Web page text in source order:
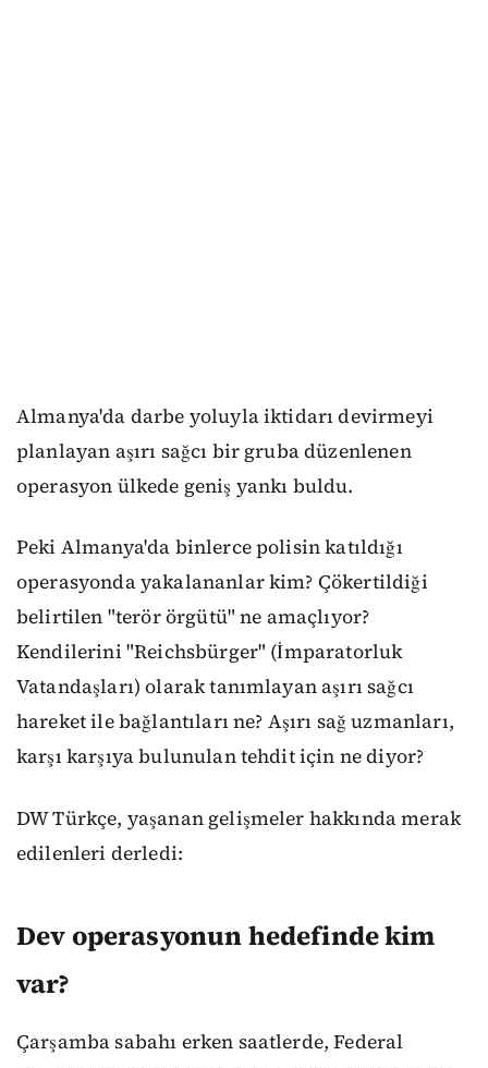
Almanya'da darbe yoluyla iktidarı devirmeyi
planlayan aşırı sağcı bir gruba düzenlenen
operasyon ülkede geniş yankı buldu.
Peki Almanya'da binlerce polisin katıldığı
operasyonda yakalananlar kim? Çökertildiği
belirtilen "terör örgütü" ne amaçlıyor?
Kendilerini "Reichsbürger" (İmparatorluk
Vatandaşları) olarak tanımlayan aşırı sağcı
hareket ile bağlantıları ne? Aşırı sağ uzmanları,
karşı karşıya bulunulan tehdit için ne diyor?
DW Türkçe, yaşanan gelişmeler hakkında merak
edilenleri derledi:
Dev operasyonun hedefinde kim
var?
Çarşamba sabahı erken saatlerde, Federal